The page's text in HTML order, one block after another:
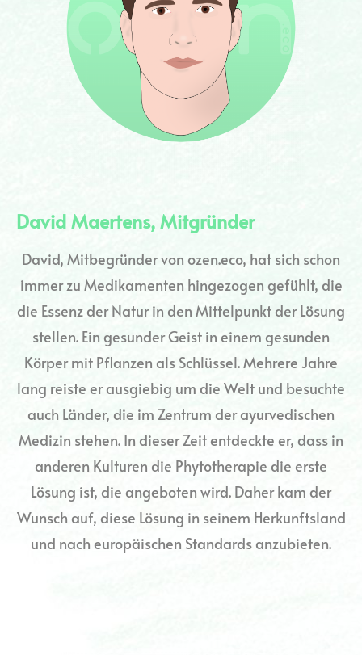
David Maertens, Mitgründer
David, Mitbegründer von ozen.eco, hat sich schon
immer zu Medikamenten hingezogen gefühlt, die
die Essenz der Natur in den Mittelpunkt der Lösung
stellen. Ein gesunder Geist in einem gesunden
Körper mit Pflanzen als Schlüssel. Mehrere Jahre
lang reiste er ausgiebig um die Welt und besuchte
auch Länder, die im Zentrum der ayurvedischen
Medizin stehen. In dieser Zeit entdeckte er, dass in
anderen Kulturen die Phytotherapie die erste
Lösung ist, die angeboten wird. Daher kam der
Wunsch auf, diese Lösung in seinem Herkunftsland
und nach europäischen Standards anzubieten.